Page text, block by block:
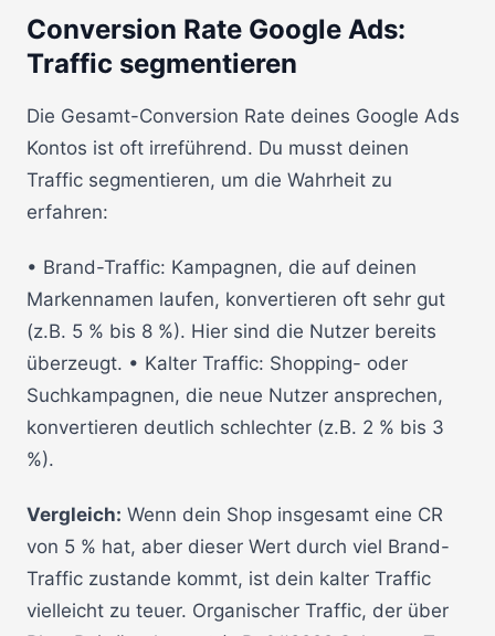
Conversion Rate Google Ads:
Traffic segmentieren
Die Gesamt-Conversion Rate deines Google Ads
Kontos ist oft irreführend. Du musst deinen
Traffic segmentieren, um die Wahrheit zu
erfahren:
• Brand-Traffic: Kampagnen, die auf deinen
Markennamen laufen, konvertieren oft sehr gut
(z.B. 5 % bis 8 %). Hier sind die Nutzer bereits
überzeugt. • Kalter Traffic: Shopping- oder
Suchkampagnen, die neue Nutzer ansprechen,
konvertieren deutlich schlechter (z.B. 2 % bis 3
%).
Vergleich: Wenn dein Shop insgesamt eine CR
von 5 % hat, aber dieser Wert durch viel Brand-
Traffic zustande kommt, ist dein kalter Traffic
vielleicht zu teuer. Organischer Traffic, der über